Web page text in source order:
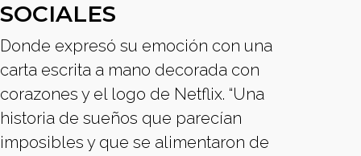
SOCIALES
Donde expresó su emoción con una
carta escrita a mano decorada con
corazones y el logo de Netflix. “Una
historia de sueños que parecían
imposibles y que se alimentaron de